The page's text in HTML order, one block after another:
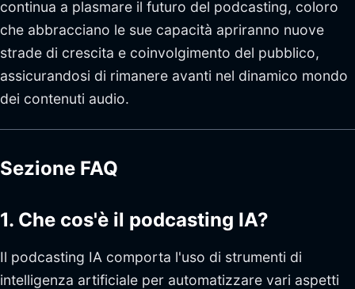
continua a plasmare il futuro del podcasting, coloro
che abbracciano le sue capacità apriranno nuove
strade di crescita e coinvolgimento del pubblico,
assicurandosi di rimanere avanti nel dinamico mondo
dei contenuti audio.
Sezione FAQ
1. Che cos'è il podcasting IA?
Il podcasting IA comporta l'uso di strumenti di
intelligenza artificiale per automatizzare vari aspetti